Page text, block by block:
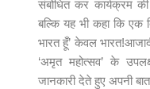
संबोधित कर कार्यक्रम
बल्कि यह भी कहा कि एक
भारत हूँ’ केवल
‘अमृत महोत्सव’ के
जानकारी देते हुए अपनी